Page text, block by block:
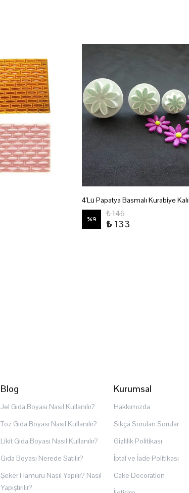
4'Lü Papatya Basmalı Kurabiye
%9
₺ 146
₺ 133
Blog
Jel Gıda Boyası Nasıl Kullanılır?
Toz Gıda Boyası Nasıl Kullanılır?
Likit Gıda Boyası Nasıl Kullanılır?
Gıda Boyası Nerede Satılır?
Şeker Hamuru Nasıl Yapılır? Nasıl
Yapıştırılır?
Kurumsal
Hakkımızda
Sıkça Sorulan Sorular
Gizlilik Politikası
İptal ve İade Politikası
Cake Decoration